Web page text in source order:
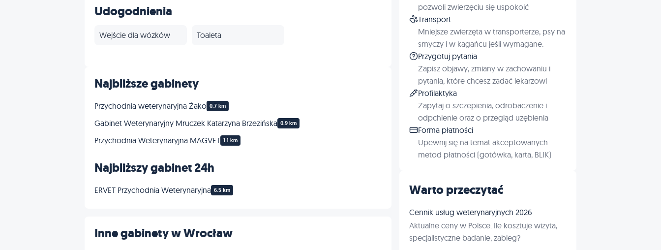
Udogodnienia
Wejście dla wózków Toaleta
Najbliższe gabinety
Przychodnia weterynaryjna Żako 0.7 km
Gabinet Weterynaryjny Mruczek Katarzyna Brzezińska 0.9 km
Przychodnia Weterynaryjna MAGVET 1.1 km
Najbliższy gabinet 24h
ERVET Przychodnia Weterynaryjna 6.5 km
Inne gabinety w Wrocław
pozwoli zwierzęciu się uspokoić
Transport
Mniejsze zwierzęta w transporterze, psy na
smyczy i w kagańcu jeśli wymagane.
Przygotuj pytania
Zapisz objawy, zmiany w zachowaniu i
pytania, które chcesz zadać lekarzowi
Profilaktyka
Zapytaj o szczepienia, odrobaczenie i
odpchlenie oraz o przegląd uzębienia
Forma płatności
Upewnij się na temat akceptowanych
metod płatności (gotówka, karta, BLIK)
Warto przeczytać
Cennik usług weterynaryjnych 2026
Aktualne ceny w Polsce. Ile kosztuje wizyta,
specjalistyczne badanie, zabieg?